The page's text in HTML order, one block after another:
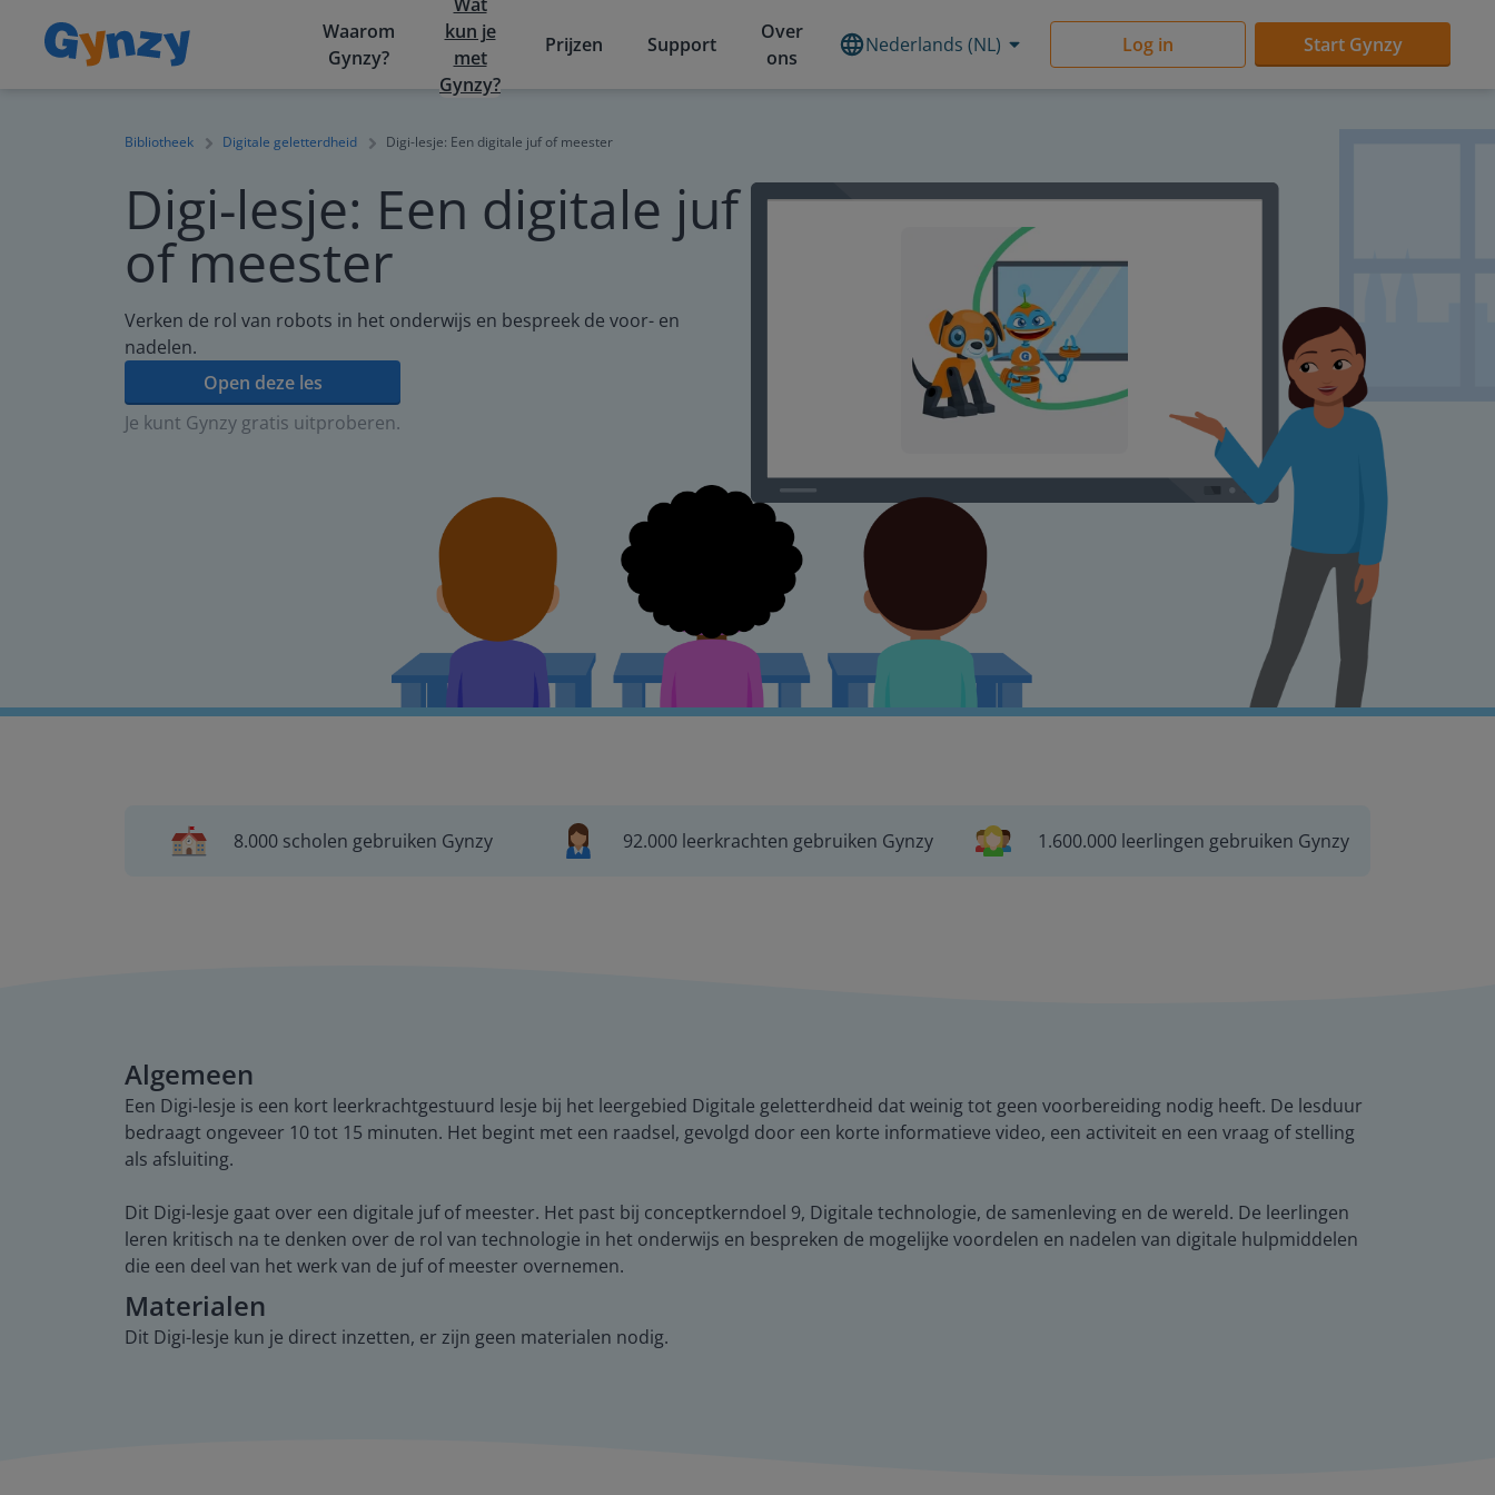
Waarom
Gynzy?
kun je
met
Gynzy?
Prijzen Support
Over
ons
Nederlands (NL) Log in Start Gynzy
Bibliotheek Digitale geletterdheid Digi-lesje: Een digitale juf of meester
Digi-lesje: Een digitale juf
of meester
Verken de rol van robots in het onderwijs en bespreek de voor- en
nadelen.
Open deze les
Je kunt Gynzy gratis uitproberen.
8.000 scholen gebruiken Gynzy 92.000 leerkrachten gebruiken Gynzy 1.600.000 leerlingen gebruiken Gynzy
Algemeen
Een Digi-lesje is een kort leerkrachtgestuurd lesje bij het leergebied Digitale geletterdheid dat weinig tot geen voorbereiding nodig heeft. De lesduur
bedraagt ongeveer 10 tot 15 minuten. Het begint met een raadsel, gevolgd door een korte informatieve video, een activiteit en een vraag of stelling
als afsluiting.
Dit Digi-lesje gaat over een digitale juf of meester. Het past bij conceptkerndoel 9, Digitale technologie, de samenleving en de wereld. De leerlingen
leren kritisch na te denken over de rol van technologie in het onderwijs en bespreken de mogelijke voordelen en nadelen van digitale hulpmiddelen
die een deel van het werk van de juf of meester overnemen.
Materialen
Dit Digi-lesje kun je direct inzetten, er zijn geen materialen nodig.